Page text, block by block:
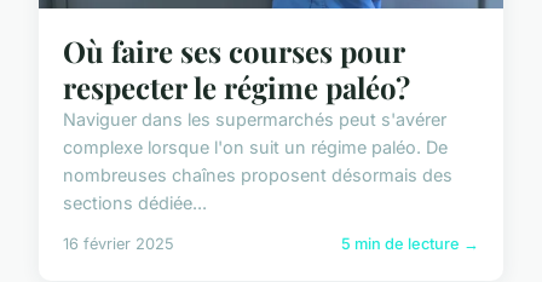
Où faire ses courses pour
respecter le régime paléo?
Naviguer dans les supermarchés peut s'avérer
complexe lorsque l'on suit un régime paléo. De
nombreuses chaînes proposent désormais des
sections dédiée...
16 février 2025 5 min de lecture →